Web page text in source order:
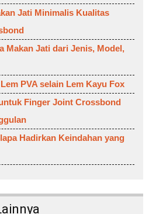
Jati Minimalis Kualitas
Makan Jati dari Jenis, Model,
PVA selain Lem Kayu Fox
Finger Joint Crossbond
Hadirkan Keindahan yang